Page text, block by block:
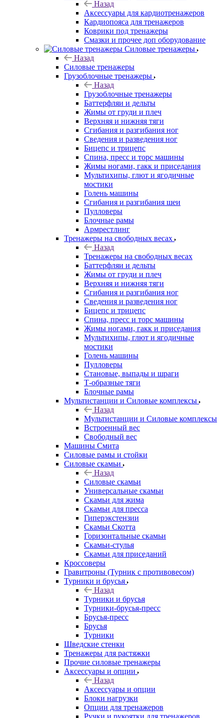
Назад
Аксессуары для кардиотренажеров
Кардиопояса для тренажеров
Коврики под тренажеры
Смазки и прочее доп оборудование
Силовые тренажеры
Назад
Силовые тренажеры
Грузоблочные тренажеры
Назад
Грузоблочные тренажеры
Баттерфляи и дельты
Жимы от груди и плеч
Верхняя и нижняя тяги
Сгибания и разгибания ног
Сведения и разведения ног
Бицепс и трицепс
Спина, пресс и торс машины
Жимы ногами, гакк и приседания
Мультихипы, глют и ягодичные
мостики
Голень машины
Сгибания и разгибания шеи
Пулловеры
Блочные рамы
Армрестлинг
Тренажеры на свободных весах
Назад
Тренажеры на свободных весах
Баттерфляи и дельты
Жимы от груди и плеч
Верхняя и нижняя тяги
Сгибания и разгибания ног
Сведения и разведения ног
Бицепс и трицепс
Спина, пресс и торс машины
Жимы ногами, гакк и приседания
Мультихипы, глют и ягодичные
мостики
Голень машины
Пулловеры
Становые, выпады и шраги
Т-образные тяги
Блочные рамы
Мультистанции и Силовые комплексы
Назад
Мультистанции и Силовые комплексы
Встроенный вес
Свободный вес
Машины Смита
Силовые рамы и стойки
Силовые скамьи
Назад
Силовые скамьи
Универсальные скамьи
Скамьи для жима
Скамьи для пресса
Гиперэкстензии
Скамьи Скотта
Горизонтальные скамьи
Скамьи-стулья
Скамьи для приседаний
Кроссоверы
Гравитроны (Турник с противовесом)
Турники и брусья
Назад
Турники и брусья
Турники-брусья-пресс
Брусья-пресс
Брусья
Турники
Шведские стенки
Тренажеры для растяжки
Прочие силовые тренажеры
Аксессуары и опции
Назад
Аксессуары и опции
Блоки нагрузки
Опции для тренажеров
Ручки и рукоятки для тренажеров